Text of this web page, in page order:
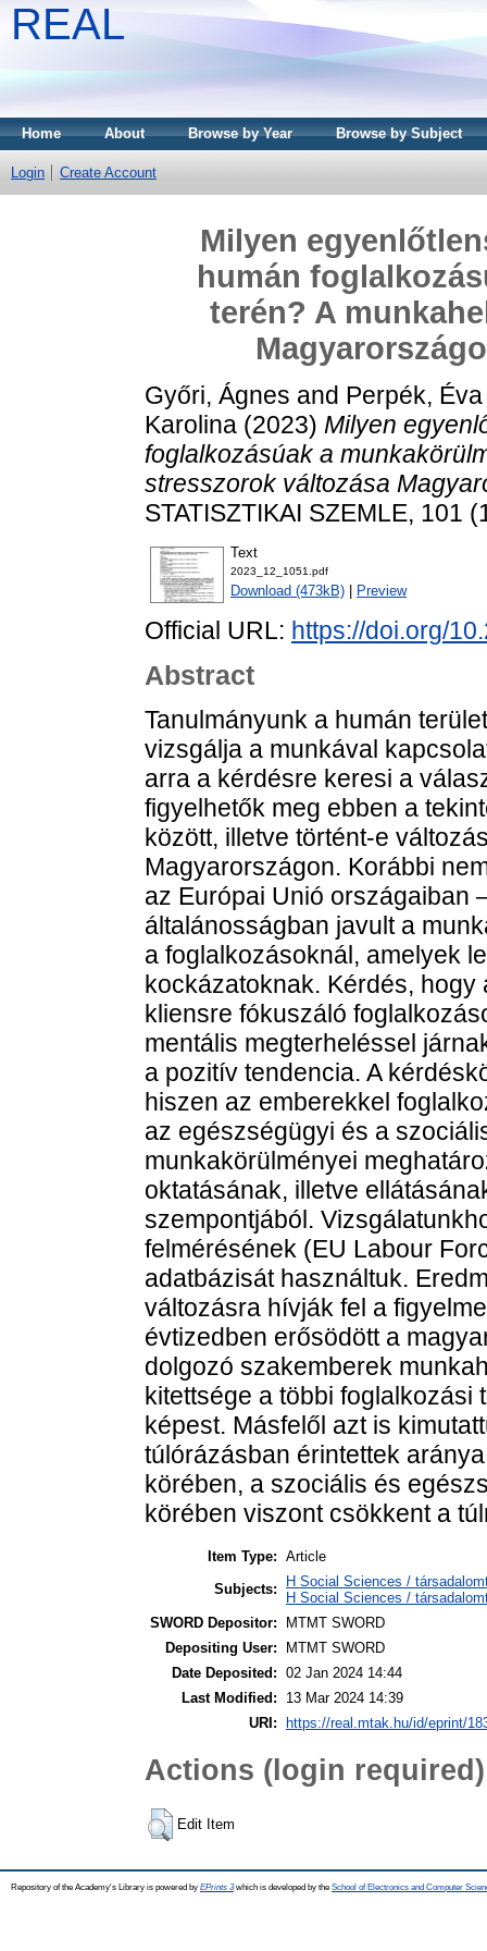
REAL
Home About Browse by Year Browse by Subject
Login Create Account
Milyen
humán
terén? A
Győri, Ágnes and Perpék, Éva
Karolina (2023) Milyen
foglalkozásúak a
stresszorok változása
STATISZTIKAI SZEMLE, 101
Text
2023_12_1051.pdf
Download (473kB) Preview
Official URL: https://doi.org/
Abstract
Tanulmányunk a humán
vizsgálja a munkával
arra a kérdésre keresi a
figyelhetők meg ebben a
között, illetve történt-e
Magyarországon. Korábbi
az Európai Unió országaiban
általánosságban javult a
a foglalkozásoknál, amelyek
kockázatoknak. Kérdés, hogy
kliensre fókuszáló
mentális megterheléssel
a pozitív tendencia. A
hiszen az emberekkel
az egészségügyi és a
munkakörülményei
oktatásának, illetve
szempontjából.
felmérésének (EU Labour
adatbázisát használtuk.
változásra hívják fel a
évtizedben erősödött a
dolgozó szakemberek
kitettsége a többi
képest. Másfelől azt is
túlórázásban érintettek
körében, a szociális és
körében viszont csökkent a
Item Type: Article
Subjects:
H Social Sciences /
H Social Sciences /
SWORD Depositor:
MTMT SWORD
Depositing User:
MTMT SWORD
Date Deposited: 02 Jan 2024 14:44
Last Modified:
13 Mar 2024 14:39
URI:
https://real.mtak.hu/id/eprint/
Actions (login required)
Edit Item
Repository of the Academy's Library is powered by EPrints 3which is developed by the School of Electronics and Computer